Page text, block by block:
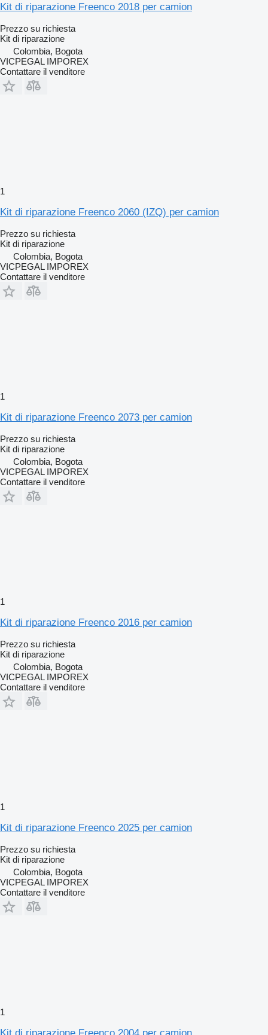
Kit di riparazione Freenco 2018 per camion
Prezzo su richiesta
Kit di riparazione
Colombia, Bogota
VICPEGAL IMPOREX
Contattare il venditore
1
Kit di riparazione Freenco 2060 (IZQ) per camion
Prezzo su richiesta
Kit di riparazione
Colombia, Bogota
VICPEGAL IMPOREX
Contattare il venditore
1
Kit di riparazione Freenco 2073 per camion
Prezzo su richiesta
Kit di riparazione
Colombia, Bogota
VICPEGAL IMPOREX
Contattare il venditore
1
Kit di riparazione Freenco 2016 per camion
Prezzo su richiesta
Kit di riparazione
Colombia, Bogota
VICPEGAL IMPOREX
Contattare il venditore
1
Kit di riparazione Freenco 2025 per camion
Prezzo su richiesta
Kit di riparazione
Colombia, Bogota
VICPEGAL IMPOREX
Contattare il venditore
1